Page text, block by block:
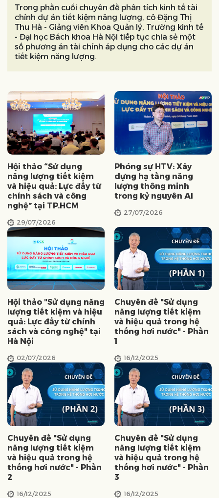
Trong phần cuối chuyên đề phân tích kinh tế tài
chính dự án tiết kiệm năng lượng, cô Đặng Thị
Thu Hà - Giảng viên Khoa Quản lý, Trường kinh tế
- Đại học Bách khoa Hà Nội tiếp tục chia sẻ một
số phương án tài chính áp dụng cho các dự án
tiết kiệm năng lượng.
Hội thảo “Sử dụng
năng lượng tiết kiệm
và hiệu quả: Lực đẩy từ
chính sách và công
nghệ” tại TP.HCM
29/07/2026
Phóng sự HTV: Xây
dựng hạ tầng năng
lượng thông minh
trong kỷ nguyên AI
27/07/2026
Hội thảo "Sử dụng năng
lượng tiết kiệm và hiệu
quả: Lực đẩy từ chính
sách và công nghệ" tại
Hà Nội
02/07/2026
Chuyên đề "Sử dụng
năng lượng tiết kiệm
và hiệu quả trong hệ
thống hơi nước" - Phần
1
16/12/2025
Chuyên đề "Sử dụng
năng lượng tiết kiệm
và hiệu quả trong hệ
thống hơi nước" - Phần
2
16/12/2025
Chuyên đề "Sử dụng
năng lượng tiết kiệm
và hiệu quả trong hệ
thống hơi nước" - Phần
3
16/12/2025